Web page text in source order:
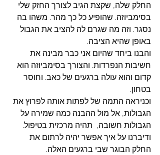
החלק שלה, שקצת הגיב לצורך החזק שלי
בסימביוזה. שהופיע כל כך מהר. משהו בה
נסגר. וזה מה שגרם לה להציב את הגבול
באופן שהיא הציבה.
והבנו ביחד שהיום אני כבר מבינה את
חשיבות הנפרדות. והצורך בסימביוזה הוא
קדום והוא עולה ברגעים של כאב. וחוסר
בטחון.
וכניראה התמה של לפתות אותה לפרוץ את
הגבולות, אל מול ההבנה כמה שמירה על
הגבולות חשובה,  תהיה מרכזית בטיפול.
ודיברנו על איך אפשר יהיה לרתום את
החלק הבוגר שבי ברגעים האלה.